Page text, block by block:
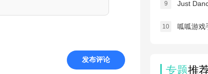
发布评论
9 Just
10 呱呱游戏
专题推